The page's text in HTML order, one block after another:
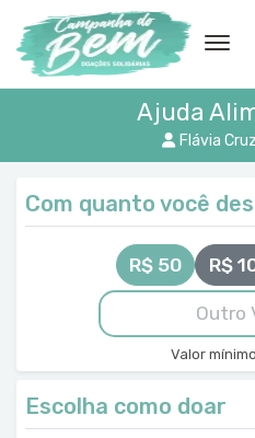
Ajuda
Flávia Cruz
Com quanto você
R$ 50 R$
Valor
Escolha como doar